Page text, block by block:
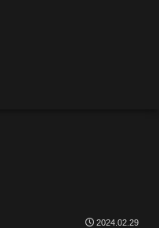
2024.02.29